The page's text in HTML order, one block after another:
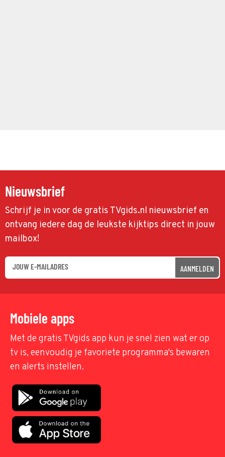
Nieuwsbrief
Schrijf je in voor de gratis TVgids.nl nieuwsbrief en
ontvang iedere dag de leukste kijktips direct in jouw
mailbox!
AANMELDEN
Mobiele apps
Met de gratis TVgids app kun je snel zien wat er op
tv is, eenvoudig je favoriete programma's bewaren
en alerts instellen.